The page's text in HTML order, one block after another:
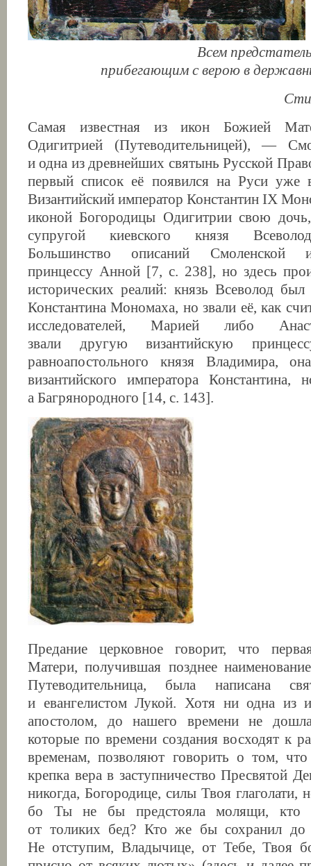
Всем
прибегающим с верою в
Самая известная из икон Божией
Одигитрией (Путеводительницей), —
и одна из древнейших святынь Русской
первый список её появился на Руси уже
Византийский император Константин IX
иконой Богородицы Одигитрии свою
супругой киевского князя
Большинство описаний Смоленской
принцессу Анной [7, с. 238], но здесь
исторических реалий: князь Всеволод
Константина Мономаха, но звали её, как
исследователей, Марией либо
звали другую византийскую
равноапостольного князя Владимира,
византийского императора
а Багрянородного [14, с. 143].
Предание церковное говорит, что
Матери, получившая позднее
Путеводительница, была написана
и евангелистом Лукой. Хотя ни одна из
апостолом, до нашего времени не
которые по времени создания восходят к
временам, позволяют говорить о том,
крепка вера в заступничество Пресвятой
никогда, Богородице, силы Твоя глаголати,
бо Ты не бы предстояла молящи, кто
от толиких бед? Кто же бы сохранил до
Не отступим, Владычице, от Тебе, Твоя